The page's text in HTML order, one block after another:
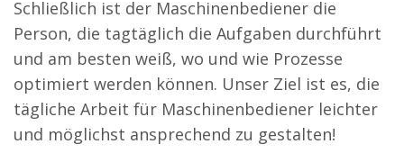
Schließlich ist der Maschinenbediener die
Person, die tagtäglich die Aufgaben durchführt
und am besten weiß, wo und wie Prozesse
optimiert werden können. Unser Ziel ist es, die
tägliche Arbeit für Maschinenbediener leichter
und möglichst ansprechend zu gestalten!